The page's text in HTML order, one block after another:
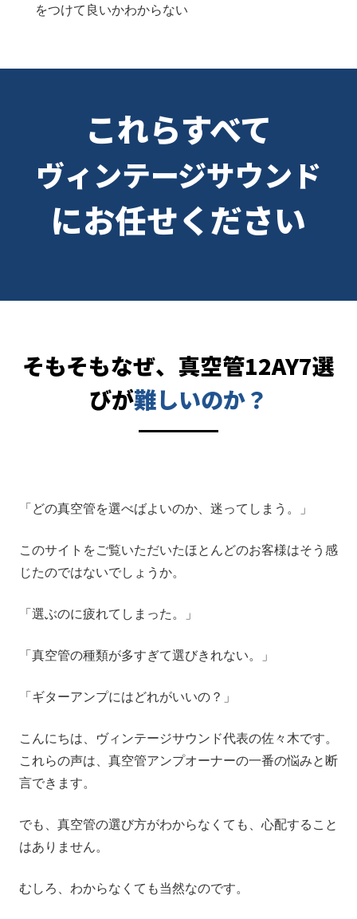
をつけて良いかわからない
これらすべて
ヴィンテージサウンド
にお任せください
そもそもなぜ、真空管12AY7選
びが難しいのか？
「どの真空管を選べばよいのか、迷ってしまう。」
このサイトをご覧いただいたほとんどのお客様はそう感
じたのではないでしょうか。
「選ぶのに疲れてしまった。」
「真空管の種類が多すぎて選びきれない。」
「ギターアンプにはどれがいいの？」
こんにちは、ヴィンテージサウンド代表の佐々木です。
これらの声は、真空管アンプオーナーの一番の悩みと断
言できます。
でも、真空管の選び方がわからなくても、心配すること
はありません。
むしろ、わからなくても当然なのです。